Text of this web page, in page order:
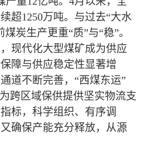
超1250万吨。与过去“大水
炭生产更重“质”与“稳”。
现代化大型煤矿成为供应
障与供应稳定性显著增
道不断完善，“西煤东运”
跨区域保供提供坚实物流支
标，科学组织、有序调
确保产能充分释放，从源